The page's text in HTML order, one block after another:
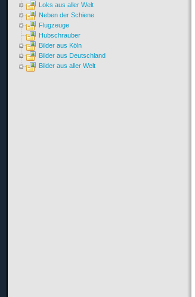
Loks aus aller Welt
Neben der Schiene
Flugzeuge
Hubschrauber
Bilder aus Köln
Bilder aus Deutschland
Bilder aus aller Welt